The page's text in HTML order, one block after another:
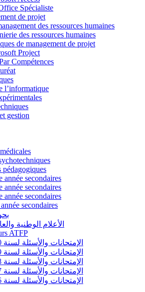
Spécialiste
de projet
des ressources humaines
des ressources humaines
de management de projet
Project
Compétences
l’informatique
gestion
pédagogiques
année secondaires
année secondaires
année secondaires
secondaires
الأعلام الوطنية
ATFP
الإمتحانات والأسئلة لسنة 2020
الإمتحانات والأسئلة لسنة 2019
الإمتحانات والأسئلة لسنة 2018
الإمتحانات والأسئلة لسنة 2017
الإمتحانات والأسئلة لسنة 2016